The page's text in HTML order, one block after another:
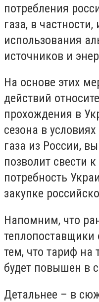
потребления
газа, в
использования
источников и
На основе этих
действий
прохождения в
сезона в
газа из России,
позволит свести
потребность
закупке
Напомним, что
теплопоставщики
тем, что тариф на
будет повышен в
Детальнее – в